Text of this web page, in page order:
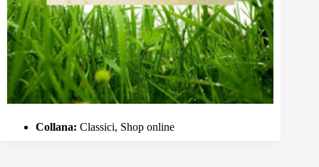
Collana: Classici, Shop online